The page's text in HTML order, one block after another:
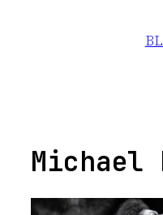
Michael